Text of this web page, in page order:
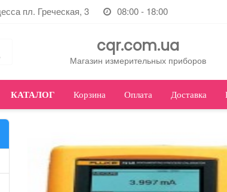
пл. Греческая, 3 08:00 - 18:00
cqr.com.ua
Магазин измерительных приборов
КАТАЛОГ Корзина Оплата Доставка